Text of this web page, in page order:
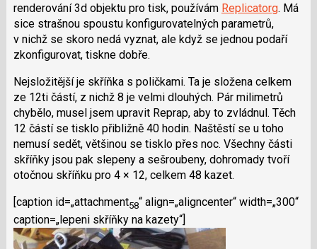
renderování 3d objektu pro tisk, používám Replicatorg. Má
sice strašnou spoustu konfigurovatelných parametrů,
v nichž se skoro nedá vyznat, ale když se jednou podaří
zkonfigurovat, tiskne dobře.
Nejsložitější je skříňka s poličkami. Ta je složena celkem
ze 12ti částí, z nichž 8 je velmi dlouhých. Pár milimetrů
chybělo, musel jsem upravit Reprap, aby to zvládnul. Těch
12 částí se tisklo přibližně 40 hodin. Naštěstí se u toho
nemusí sedět, většinou se tisklo přes noc. Všechny části
skříňky jsou pak slepeny a sešroubeny, dohromady tvoří
otočnou skříňku pro 4 × 12, celkem 48 kazet.
[caption id=„attachment58“ align=„aligncenter“ width=„300“
caption=„lepeni skříňky na kazety“]